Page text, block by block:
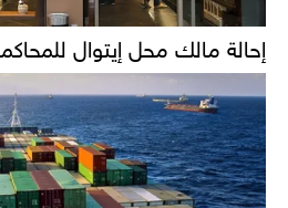
إحالة مالك محل إيتوال